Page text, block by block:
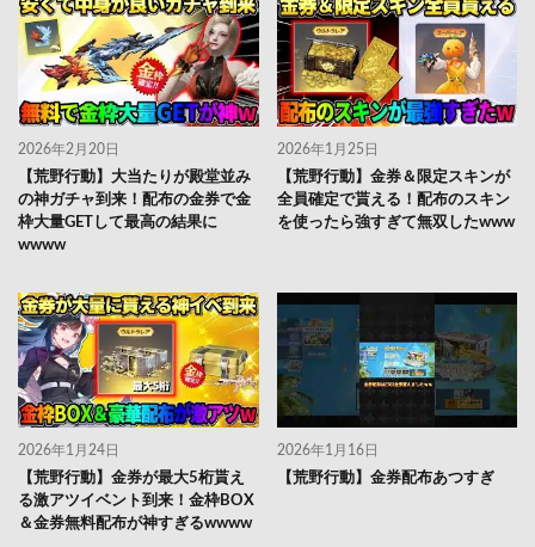
2026年2月20日
【荒野行動】大当たりが殿堂並み
の神ガチャ到来！配布の金券で金
枠大量GETして最高の結果に
wwww
2026年1月25日
【荒野行動】金券＆限定スキンが
全員確定で貰える！配布のスキン
を使ったら強すぎて無双したwww
2026年1月24日
【荒野行動】金券が最大5桁貰え
る激アツイベント到来！金枠BOX
＆金券無料配布が神すぎるwwww
2026年1月16日
【荒野行動】金券配布あつすぎ